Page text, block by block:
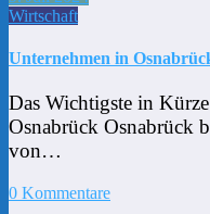
Wirtschaft
Unternehmen in
Das Wichtigste in
Osnabrück Osnabrück
von…
0 Kommentare